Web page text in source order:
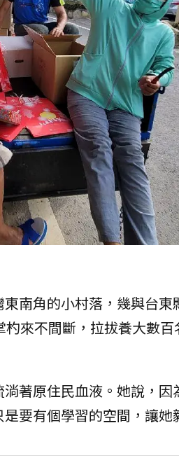
南角的小村落，幾與台
來不間斷，拉拔養大數
著原住民血液。她說，
要有個學習的空間，讓她